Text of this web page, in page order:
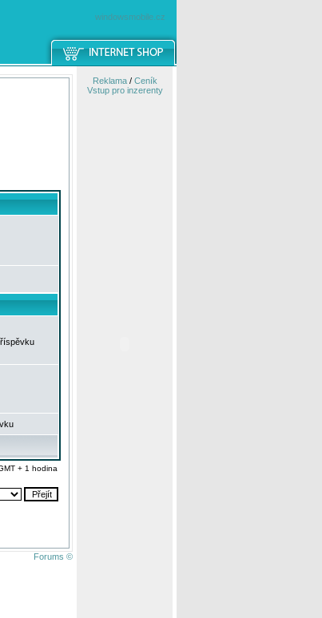
windowsmobile.cz
+ 1 hodina
Forums ©
Reklama/ Ceník
Vstup pro inzerenty